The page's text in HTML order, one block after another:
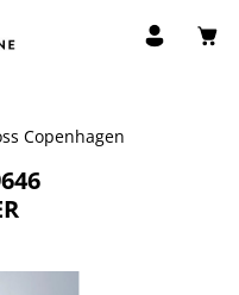
Copenhagen